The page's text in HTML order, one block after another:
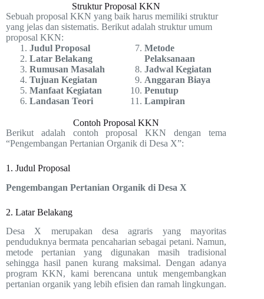
Struktur Proposal KKN
Sebuah proposal KKN yang baik harus memiliki struktur
yang jelas dan sistematis. Berikut adalah struktur umum
proposal KKN:
Judul Proposal
Latar Belakang
Rumusan Masalah
Tujuan Kegiatan
Manfaat Kegiatan
Landasan Teori
Metode
Pelaksanaan
Jadwal Kegiatan
Anggaran Biaya
Penutup
Lampiran
Contoh Proposal KKN
Berikut adalah contoh proposal KKN dengan tema
“Pengembangan Pertanian Organik di Desa X”:
1. Judul Proposal
Pengembangan Pertanian Organik di Desa X
2. Latar Belakang
Desa X merupakan desa agraris yang mayoritas
penduduknya bermata pencaharian sebagai petani. Namun,
metode pertanian yang digunakan masih tradisional
sehingga hasil panen kurang maksimal. Dengan adanya
program KKN, kami berencana untuk mengembangkan
pertanian organik yang lebih efisien dan ramah lingkungan.